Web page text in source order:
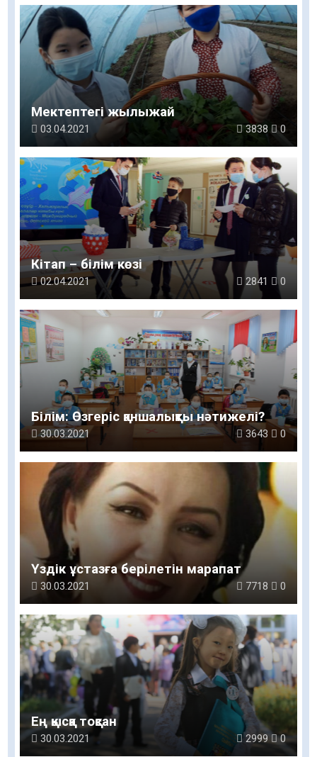
Мектептегі жылыжай
03.04.2021 3838 0
Кітап – білім көзі
02.04.2021 2841 0
Білім: Өзгеріс қаншалықты нәтижелі?
30.03.2021 3643 0
Үздік ұстазға берілетін марапат
30.03.2021 7718 0
Ең қысқа тоқсан
30.03.2021 2999 0